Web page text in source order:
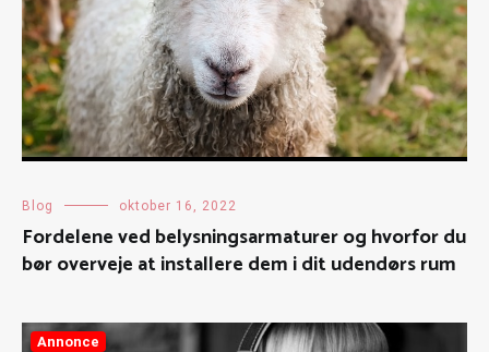
Blog oktober 16, 2022
Fordelene ved belysningsarmaturer og hvorfor du
bør overveje at installere dem i dit udendørs rum
Annonce